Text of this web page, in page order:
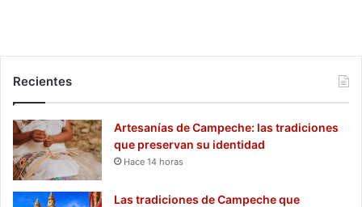
Recientes
Artesanías de Campeche: las tradiciones
que preservan su identidad
Hace 14 horas
Las tradiciones de Campeche que